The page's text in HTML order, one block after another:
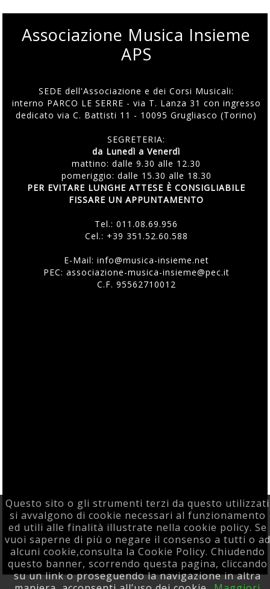
Associazione Musica Insieme
APS
SEDE dell'Associazione e dei Corsi Musicali:
interno PARCO LE SERRE - via T. Lanza 31 con ingresso
dedicato via C. Battisti 11 - 10095 Grugliasco (Torino)
SEGRETERIA:
da Lunedì a Venerdì
mattino: dalle 9.30 alle 12.30
pomeriggio: dalle 15.30 alle 18.30
PER EVITARE LUNGHE ATTESE È CONSIGLIABILE
FISSARE UN APPUNTAMENTO
Tel.:011.08.69.956
Cel.: +39 351.52.60.588
E-Mail: info@musica-insieme.net
PEC: associazione-musica-insieme@pec.it
C.F. 95562710012
Powered F5 Group
Questo sito o gli strumenti terzi da questo utilizzati
si avvalgono di cookie necessari al funzionamento
ed utili alle finalità illustrate nella cookie policy. Se
vuoi saperne di più o negare il consenso a tutti o ad
alcuni cookie,consulta la Cookie Policy. Chiudendo
questo banner, scorrendo questa pagina, cliccando
su un link o proseguendo la navigazione in altra